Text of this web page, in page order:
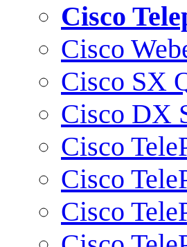
Cisco
Cisco
Cisco SX
Cisco DX
Cisco
Cisco
Cisco